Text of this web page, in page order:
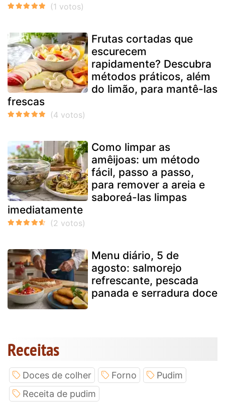
Frutas cortadas que
escurecem
rapidamente? Descubra
métodos práticos, além
do limão, para mantê-las
frescas
Como limpar as
amêijoas: um método
fácil, passo a passo,
para remover a areia e
saboreá-las limpas
imediatamente
Menu diário, 5 de
agosto: salmorejo
refrescante, pescada
panada e serradura doce
Receitas
Doces de colher Forno
Pudim
Receita de pudim